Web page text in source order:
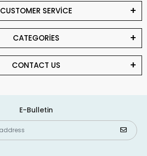
CUSTOMER SERVİCE
CATEGORİES
CONTACT US
E-Bulletin